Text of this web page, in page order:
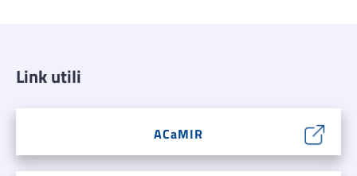
Link utili
ACaMIR